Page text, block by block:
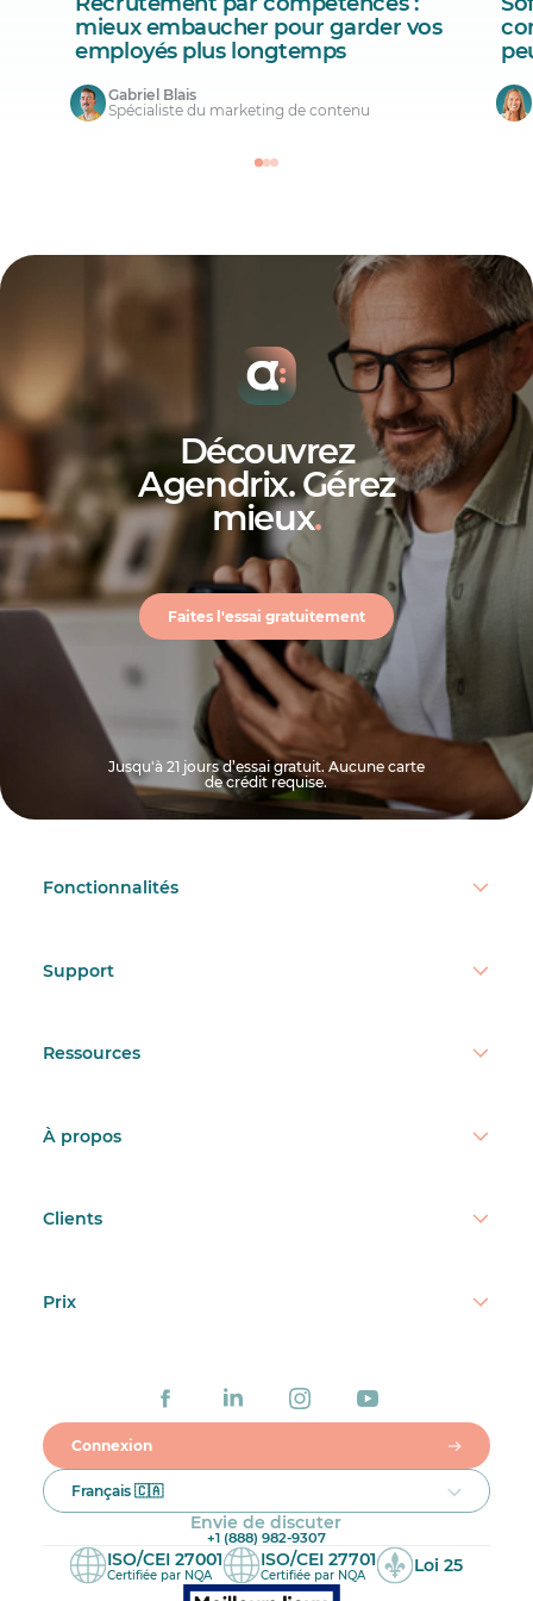
mieux embaucher pour garder vos
employés plus longtemps
Gabriel Blais
Spécialiste du marketing de contenu
Découvrez
Agendrix. Gérez
mieux.
Faites l'essai gratuitement
Jusqu'à 21 jours d’essai gratuit. Aucune carte
de crédit requise.
Fonctionnalités
Support
Ressources
À propos
Clients
Prix
Connexion
Français 🇨🇦
Envie de discuter
+1 (888) 982-9307
ISO/CEI 27001
Certifiée par NQA
ISO/CEI 27701
Certifiée par NQA Loi 25